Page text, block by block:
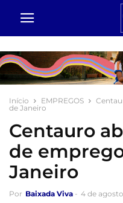
Início EMPREGOS
de Janeiro
Centauro
de
Janeiro
Por Baixada Viva - 4 de